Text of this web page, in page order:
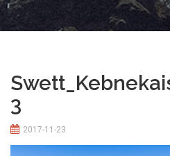
3
2017-11-23